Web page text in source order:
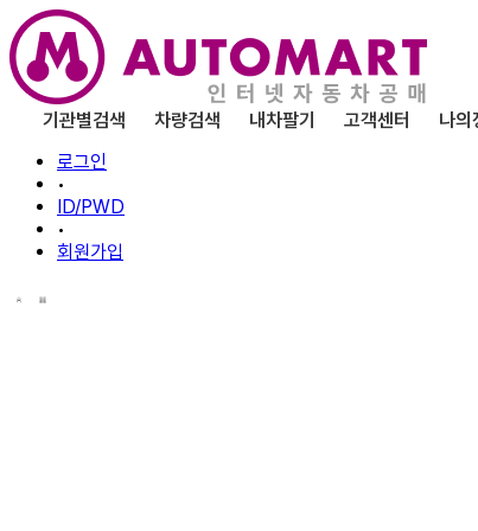
기관별검색 차량검색 내차팔기 고객센터 나의
로그인
•
ID/PWD
•
회원가입
차량 중에 찜하기로 등록한 차량을 조회할 수